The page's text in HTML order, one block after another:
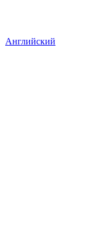
Английский